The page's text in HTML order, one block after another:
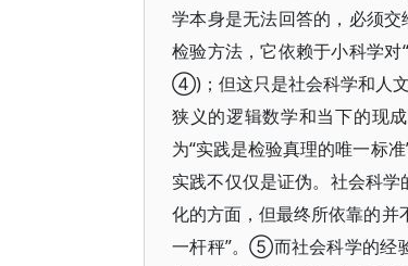
学本身是无法回答的，必须
检验方法，它依赖于小科学
④)；但这只是社会科学和人文
狭义的逻辑数学和当下的现
为“实践是检验真理的唯一标
实践不仅仅是证伪。社会科
化的方面，但最终所依靠的并
一杆秤”。⑤而社会科学的经